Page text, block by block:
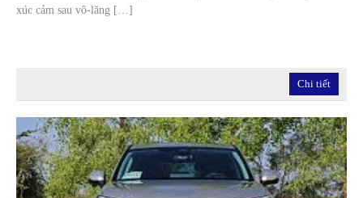
xúc cảm sau vô-lăng […]
Chi tiết